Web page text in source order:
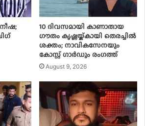
10 ദിവസമായി കാണാതായ
ഗൗതം കൃഷ്ണയ്ക്കായി തെരച്ചിൽ
ശക്തം; നാവികസേനയും
കോസ്റ്റ് ഗാർഡും രംഗത്ത്
August 9, 2026